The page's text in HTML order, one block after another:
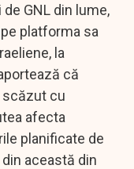
GNL din lume,
platforma sa
la
că
scăzut cu
afecta
planificate de
această din